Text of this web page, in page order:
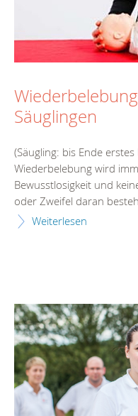
Säuglingen
(Säugling: bis Ende
Wiederbelebung wird
Bewusstlosigkeit und
oder Zweifel daran
Weiterlesen